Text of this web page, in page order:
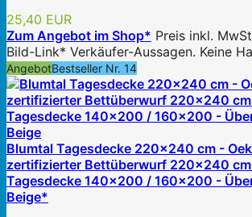
25,40 EUR
Zum Angebot im Shop* Preis inkl.
Bild-Link* Verkäufer-Aussagen. Keine
AngebotBestseller Nr. 14
Blumtal Tagesdecke 220x240 cm -
zertifizierter Bettüberwurf 220x240
Tagesdecke 140x200 / 160x200 -
Beige*